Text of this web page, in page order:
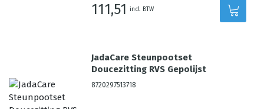
111,51 incl. BTW
JadaCare Steunpootset
Doucezitting RVS Gepolijst
8720297513718